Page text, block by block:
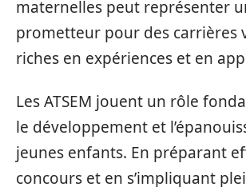
maternelles peut représenter
prometteur pour des carrières
riches en expériences et en
Les ATSEM jouent un rôle
le développement et
jeunes enfants. En préparant
concours et en s’impliquant